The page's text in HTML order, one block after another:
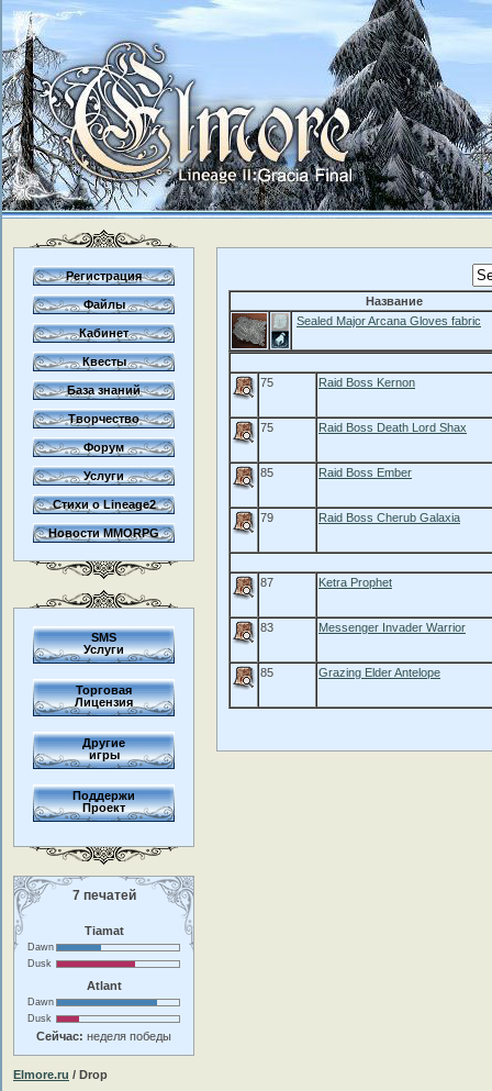
Регистрация
Файлы
Кабинет
Квесты
База знаний
Творчество
Форум
Услуги
Стихи о Lineage2
Новости MMORPG
SMS
Услуги
Торговая
Лицензия
Другие
игры
Поддержи
Проект
7 печатей
Tiamat
Dawn
Dusk
Atlant
Dawn
Dusk
Сейчас: неделя победы
Название
Sealed Major Arcana Gloves fabric
75 Raid Boss Kernon
75 Raid Boss Death Lord Shax
85 Raid Boss Ember
79 Raid Boss Cherub Galaxia
87 Ketra Prophet
83 Messenger Invader Warrior
85 Grazing Elder Antelope
Elmore.ru / Drop